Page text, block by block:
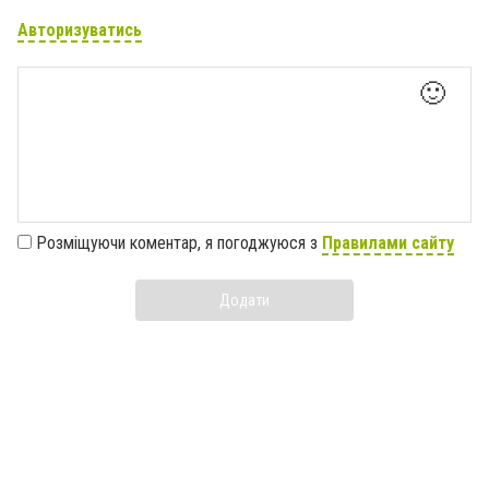
Авторизуватись
🙂
Розміщуючи коментар, я погоджуюся з Правилами сайту
Додати